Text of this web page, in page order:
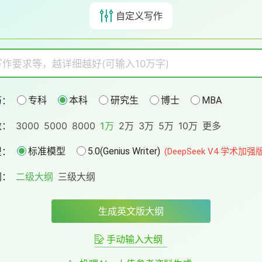
自定义写作
专科 本科 研究生 博士 MBA
3000 5000 8000 1万 2万 3万 5万 10万 更多
标准模型 5.0(Genius Writer) (DeepSeek V4 学术加强
二级大纲 三级大纲
生成英文版大纲
手动输入大纲